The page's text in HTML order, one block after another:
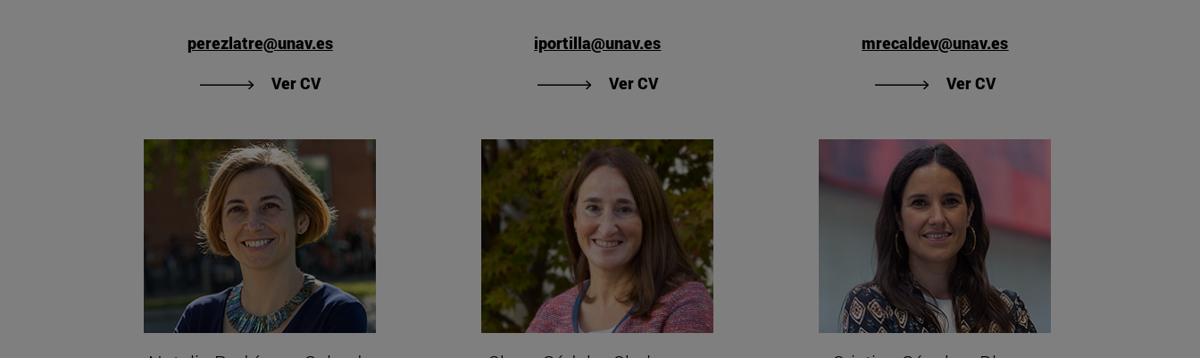
perezlatre@unav.es
Ver CV"Ver CV de Francisco Javier Pérez-Latre"
iportilla@unav.es
Ver CV"Ver CV de Idoia Portilla Manjón"
mrecaldev@unav.es
Ver CV"Ver CV de Mónica Recalde